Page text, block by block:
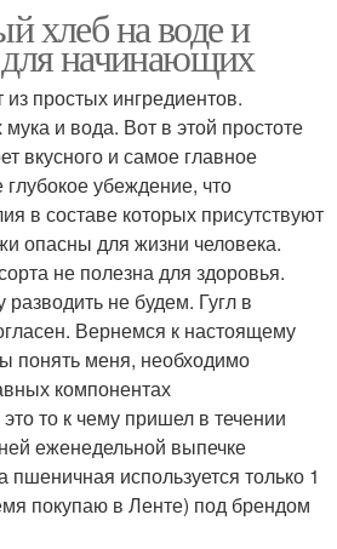
Хлеб в духовке
хлеб на воде и
начинающих
простых ингредиентов.
и вода. Вот в этой простоте
вкусного и самое главное
убеждение, что
в составе которых присутствуют
опасны для жизни человека.
не полезна для здоровья.
разводить не будем. Гугл в
Вернемся к настоящему
понять меня, необходимо
компонентах
то к чему пришел в течении
еженедельной выпечке
используется только 1
покупаю в Ленте) под брендом